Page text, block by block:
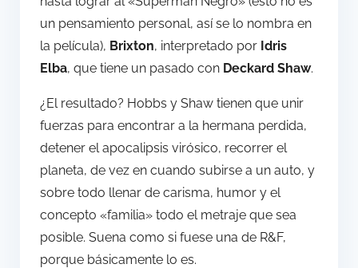
un pensamiento personal, así se lo nombra en
la película), Brixton, interpretado por Idris
Elba, que tiene un pasado con Deckard Shaw.
¿El resultado? Hobbs y Shaw tienen que unir
fuerzas para encontrar a la hermana perdida,
detener el apocalipsis virósico, recorrer el
planeta, de vez en cuando subirse a un auto, y
sobre todo llenar de carisma, humor y el
concepto «familia» todo el metraje que sea
posible. Suena como si fuese una de R&F,
porque básicamente lo es.